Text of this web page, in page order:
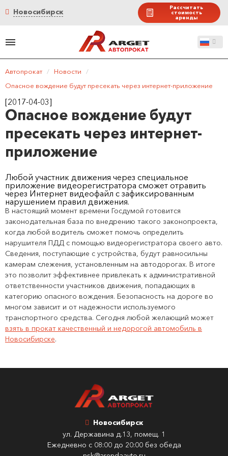
Новосибирск Рассчитать
стоимость
аренды
Автопрокат / Новости
/
Опасное вождение будут пресекать через интернет-приложение
[2017-04-03]
Опасное вождение будут
пресекать через интернет-
приложение
Любой участник движения через специальное
приложение видеорегистратора сможет отравить
через Интернет видеофайл с зафиксированным
нарушением правил движения.
В настоящий момент времени Госдумой готовится
законодательная база по внедрению такого законопроекта,
когда любой водитель сможет помочь определить
нарушителя ПДД с помощью видеорегистратора своего авто.
Сведения, поступающие с устройства, будут равносильны
камерам слежения, установленным на автодорогах. В итоге
это позволит эффективнее привлекать к административной
ответственности участников движения, попадающих в
категорию опасного вождения. Безопасность на дороге во
многом зависит и от надежности используемого
транспортного средства. Сегодня любой желающий может
взять в прокат качественный и недорогой автомобиль в
Новосибирске.
Новосибирск
ул. Державина д.13, помещ. 1
Ежедневно с 08:00 до 20:00 без обеда